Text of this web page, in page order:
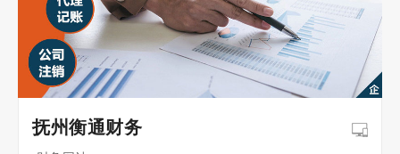
抚州衡通财务